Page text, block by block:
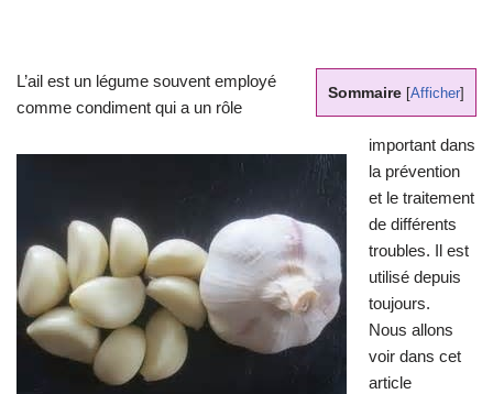
Sommaire [Afficher]
L’ail est un légume souvent employé
comme condiment qui a un rôle
important dans
la prévention
et le traitement
de différents
troubles. Il est
utilisé depuis
toujours.
Nous allons
voir dans cet
article